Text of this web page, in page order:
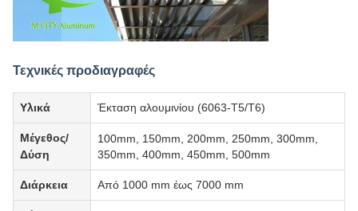
Τεχνικές προδιαγραφές
Υλικά Έκταση αλουμινίου (6063-T5/T6)
Μέγεθος/
Δύση
100mm, 150mm, 200mm, 250mm, 300mm,
350mm, 400mm, 450mm, 500mm
Διάρκεια Από 1000 mm έως 7000 mm